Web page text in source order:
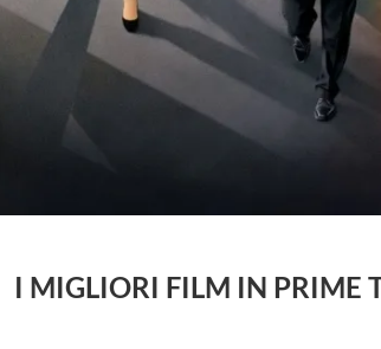
I MIGLIORI FILM IN PRIME